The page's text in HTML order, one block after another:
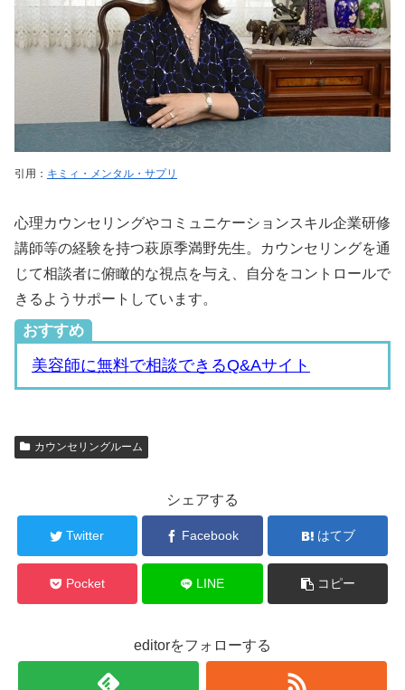
引用： キミィ・メンタル・サプリ
心理カウンセリングやコミュニケーションスキル企業研修
講師等の経験を持つ萩原季満野先生。カウンセリングを通
じて相談者に俯瞰的な視点を与え、自分をコントロールで
きるようサポートしています。
おすすめ
美容師に無料で相談できるQ&Aサイト
カウンセリングルーム
シェアする
Twitter Facebook はてブ
Pocket LINE コピー
editorをフォローする